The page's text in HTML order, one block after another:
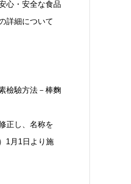
心・安全な食品
詳細について
檢驗方法－棒麴
正し、名称を
1月1日より施